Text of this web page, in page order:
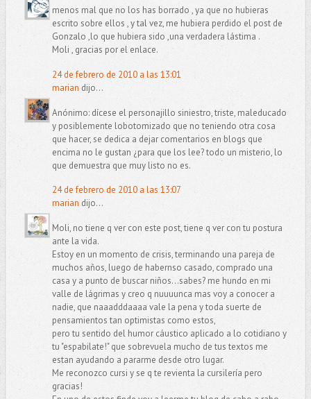
menos mal que no los has borrado , ya que no hubieras
escrito sobre ellos , y tal vez, me hubiera perdido el post de
Gonzalo ,lo que hubiera sido ,una verdadera lástima .
Moli , gracias por el enlace.
24 de febrero de 2010 a las 13:01
marian dijo...
Anónimo: dícese el personajillo siniestro, triste, maleducado
y posiblemente lobotomizado que no teniendo otra cosa
que hacer, se dedica a dejar comentarios en blogs que
encima no le gustan ¿para que los lee? todo un misterio, lo
que demuestra que muy listo no es.
24 de febrero de 2010 a las 13:07
marian dijo...
Moli, no tiene q ver con este post, tiene q ver con tu postura
ante la vida.
Estoy en un momento de crisis, terminando una pareja de
muchos años, luego de habernso casado, comprado una
casa y a punto de buscar niños...sabes? me hundo en mi
valle de lágrimas y creo q nuuuunca mas voy a conocer a
nadie, que naaadddaaaa vale la pena y toda suerte de
pensamientos tan optimistas como estos,
pero tu sentido del humor cáustico aplicado a lo cotidiano y
tu "espabilate!" que sobrevuela mucho de tus textos me
estan ayudando a pararme desde otro lugar.
Me reconozco cursi y se q te revienta la cursilería pero
gracias!